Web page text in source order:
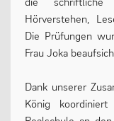
LERNEN
Fächer
Hörverstehen,
Die Prüfungen
Frau Joka
Dank unserer
König